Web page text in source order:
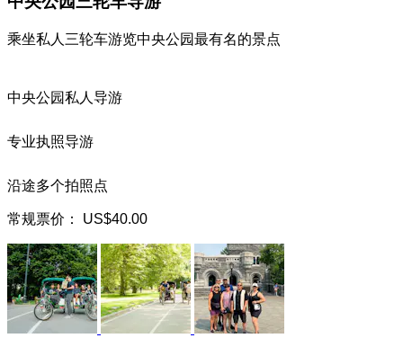
乘坐私人三轮车游览中央公园最有名的景点
中央公园私人导游
专业执照导游
沿途多个拍照点
常规票价： US$40.00